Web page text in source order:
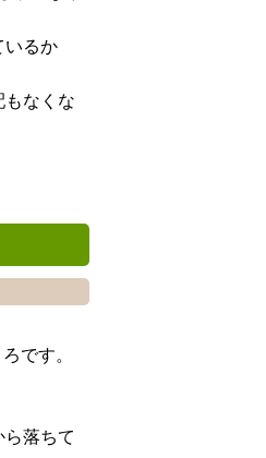
いるか
もなくな
です。
落ちて